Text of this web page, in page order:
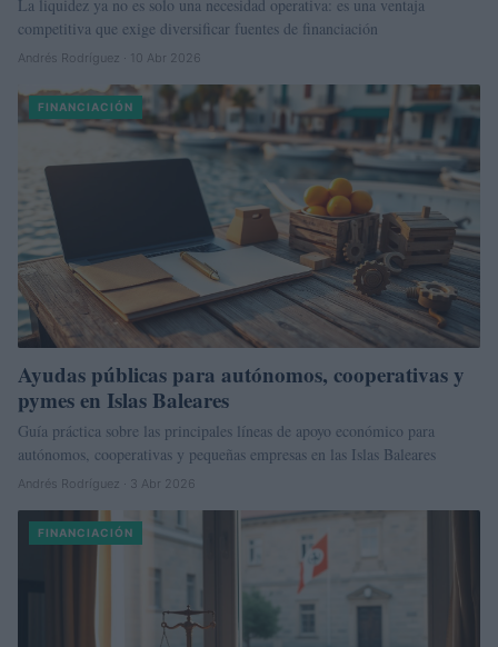
La liquidez ya no es solo una necesidad operativa: es una ventaja
competitiva que exige diversificar fuentes de financiación
Andrés Rodríguez · 10 Abr 2026
FINANCIACIÓN
Ayudas públicas para autónomos, cooperativas y
pymes en Islas Baleares
Guía práctica sobre las principales líneas de apoyo económico para
autónomos, cooperativas y pequeñas empresas en las Islas Baleares
Andrés Rodríguez · 3 Abr 2026
FINANCIACIÓN